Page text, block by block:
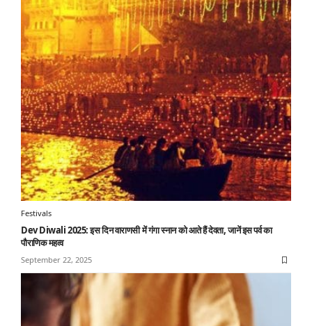
Festivals
Dev Diwali 2025: इस दिन वाराणसी में गंगा स्नान को आते हैं देवता, जानें इस पर्व का
पौराणिक महत्व
September 22, 2025